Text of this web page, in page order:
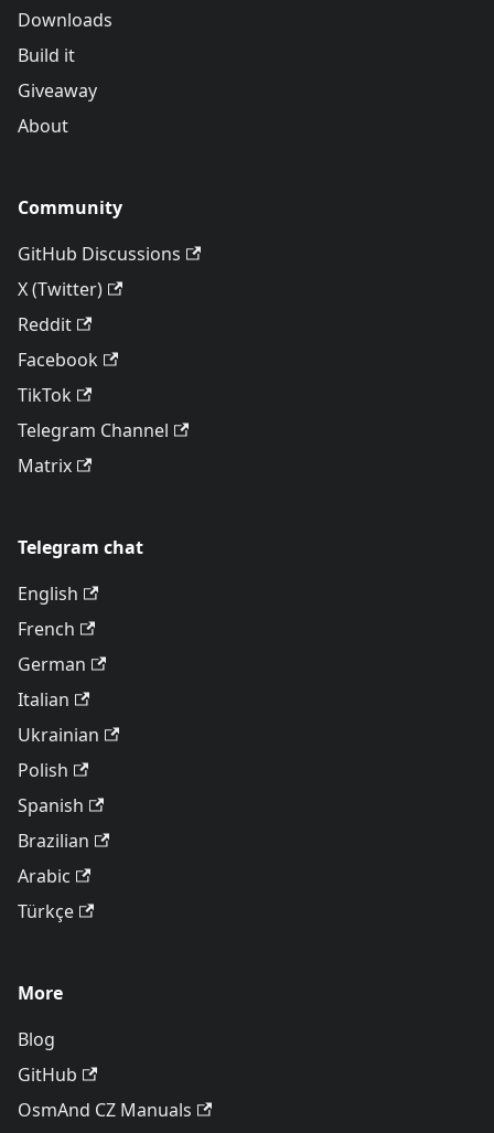
Downloads
Build it
Giveaway
About
Community
GitHub Discussions
X (Twitter)
Reddit
Facebook
TikTok
Telegram Channel
Matrix
Telegram chat
English
French
German
Italian
Ukrainian
Polish
Spanish
Brazilian
Arabic
Türkçe
More
Blog
GitHub
OsmAnd CZ Manuals